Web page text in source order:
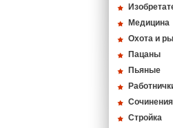
Медицина
Охота и
Пацаны
Пьяные
Сочинения
Стройка